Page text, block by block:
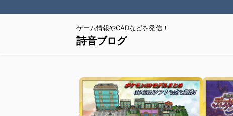
ゲーム情報やCADなどを発信！
詩音ブログ